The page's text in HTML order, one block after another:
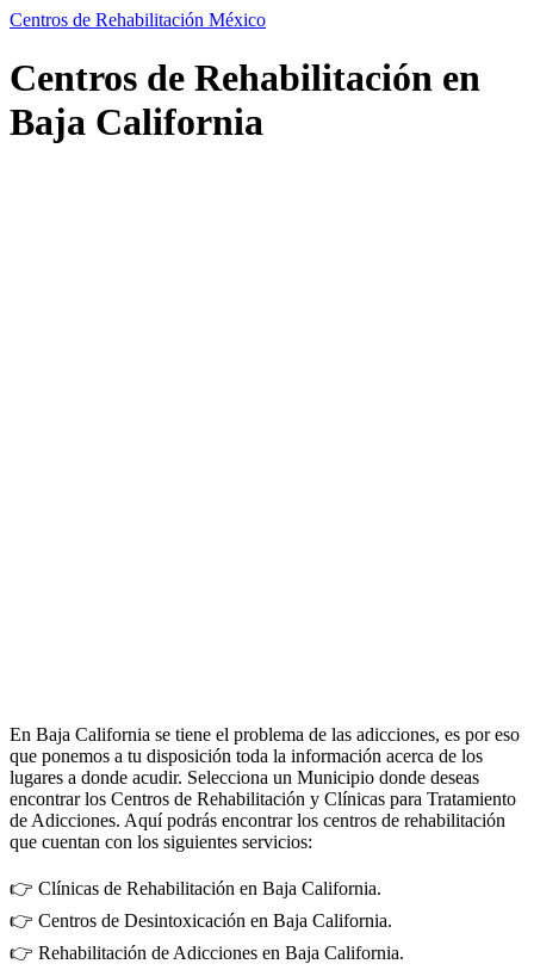
Centros de Rehabilitación México
Centros de Rehabilitación en
Baja California
En Baja California se tiene el problema de las adicciones, es por eso
que ponemos a tu disposición toda la información acerca de los
lugares a donde acudir. Selecciona un Municipio donde deseas
encontrar los Centros de Rehabilitación y Clínicas para Tratamiento
de Adicciones. Aquí podrás encontrar los centros de rehabilitación
que cuentan con los siguientes servicios:
👉 Clínicas de Rehabilitación en Baja California.
👉 Centros de Desintoxicación en Baja California.
👉 Rehabilitación de Adicciones en Baja California.